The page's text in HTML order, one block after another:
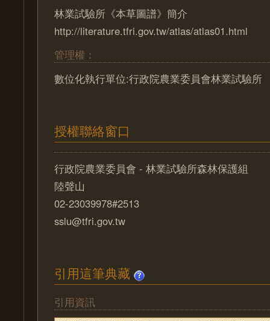
林業試驗所《本草圖譜》簡介
http://literature.tfri.gov.tw/atlas/atlas01.html
管理權：
數位化執行單位:行政院農業委員會林業試驗所
授權聯絡窗口
行政院農業委員會 - 林業試驗所森林保護組
陸聲山
02-23039978#2513
sslu@tfri.gov.tw
引用這筆典藏
引用資訊